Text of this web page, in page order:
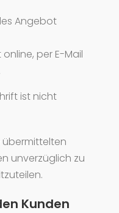
Angebot
per E-Mail
ist nicht
übermittelten
unverzüglich zu
Kunden